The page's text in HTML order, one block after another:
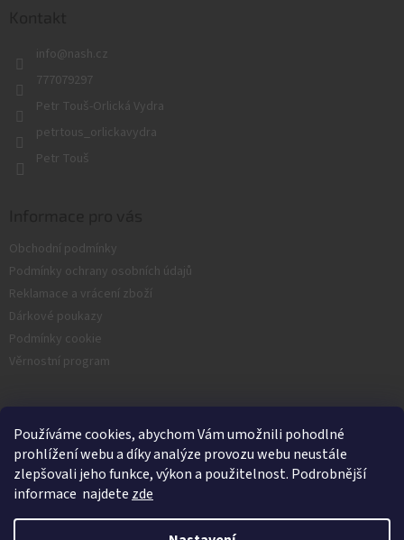
Používáme cookies, abychom Vám umožnili pohodlné
prohlížení webu a díky analýze provozu webu neustále
zlepšovali jeho funkce, výkon a použitelnost. Podrobnější
informace najdete zde
info@nash.cz
777079297
Petr Touš-Orlická Vydra
petrtous_orlickavydra
Petr Touš
Obchodní podmínky
Podmínky ochrany osobních údajů
Reklamace a vrácení zboží
Dárkové poukazy
Podmínky cookie
Věrnostní program
Facebook